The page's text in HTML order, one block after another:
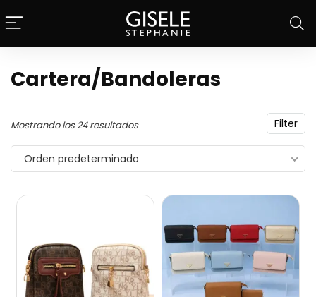
Cartera/Bandoleras
Filter
Mostrando los 24 resultados
Orden predeterminado